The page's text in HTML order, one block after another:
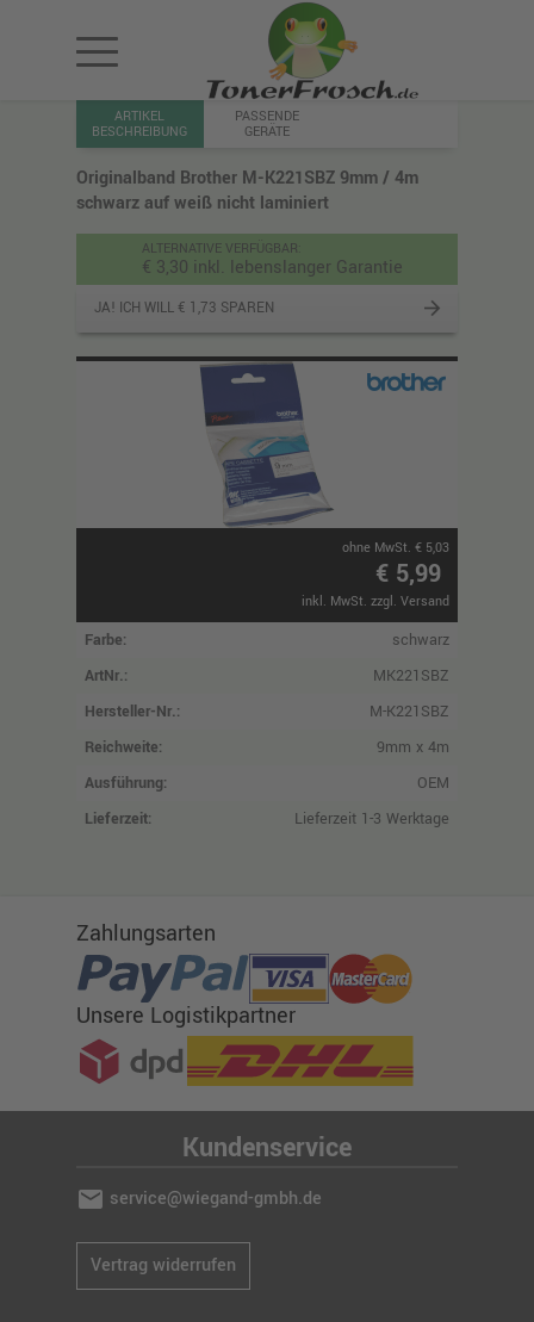
ARTIKEL
BESCHREIBUNG
PASSENDE
GERÄTE
Originalband Brother M-K221SBZ 9mm / 4m
schwarz auf weiß nicht laminiert
ALTERNATIVE VERFÜGBAR:
€ 3,30 inkl. lebenslanger Garantie
JA! ICH WILL € 1,73 SPAREN
ohne MwSt. € 5,03
€ 5,99
inkl. MwSt. zzgl. Versand
Farbe:
schwarz
ArtNr.:
MK221SBZ
Hersteller-Nr.:
M-K221SBZ
Reichweite:
9mm x 4m
Ausführung:
OEM
Lieferzeit:
Lieferzeit 1-3 Werktage
Zahlungsarten
Unsere Logistikpartner
Kundenservice
mail service@wiegand-gmbh.de
Vertrag widerrufen